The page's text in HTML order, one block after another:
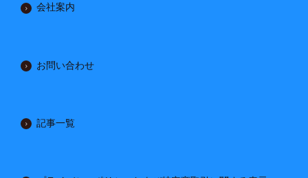
会社案内
お問い合わせ
記事一覧